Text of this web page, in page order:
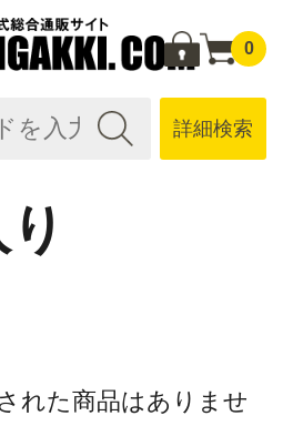
0
詳細検索
れた商品はありませ